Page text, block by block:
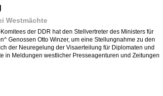
Westmächte
der DDR hat den Stellvertreter des Ministers für
Genossen Otto Winzer, um eine Stellungnahme zu den
der Neuregelung der Visaerteilung für Diplomaten und
in Meldungen westlicher Presseagenturen und Zeitungen